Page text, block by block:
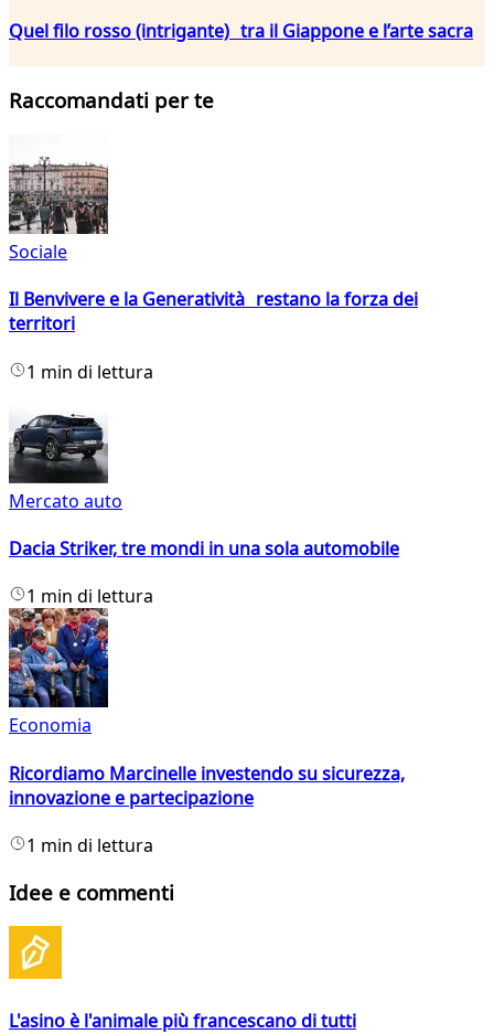
Quel filo rosso (intrigante) tra il Giappone e l’arte sacra
Raccomandati per te
Sociale
Il Benvivere e la Generatività restano la forza dei
territori
1 min di lettura
Mercato auto
Dacia Striker, tre mondi in una sola automobile
1 min di lettura
Economia
Ricordiamo Marcinelle investendo su sicurezza,
innovazione e partecipazione
1 min di lettura
Idee e commenti
L'asino è l'animale più francescano di tutti